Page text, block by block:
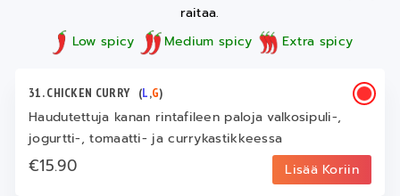
raitaa.
Low spicy
Medium spicy Extra spicy
31. CHICKEN CURRY (L,G)
Haudutettuja kanan rintafileen paloja valkosipuli-,
jogurtti-, tomaatti- ja currykastikkeessa
€15.90 Lisää Koriin